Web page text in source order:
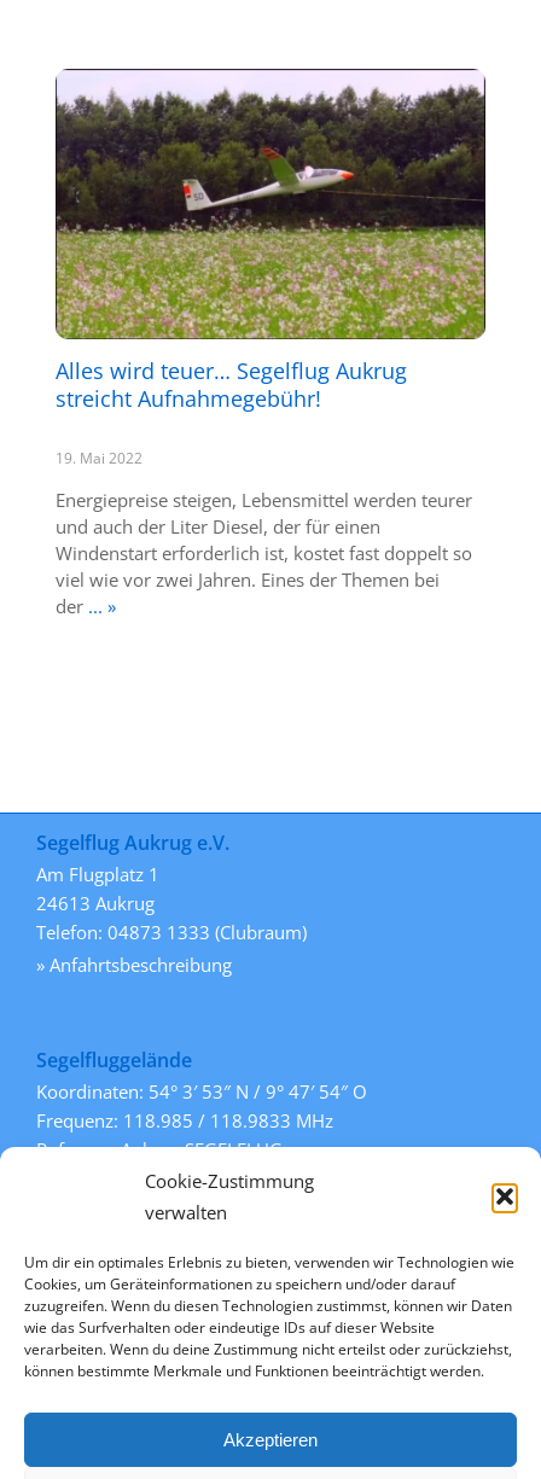
Cookie-Zustimmung
verwalten
Um dir ein optimales Erlebnis zu bieten, verwenden wir Technologien wie
Cookies, um Geräteinformationen zu speichern und/oder darauf
zuzugreifen. Wenn du diesen Technologien zustimmst, können wir Daten
wie das Surfverhalten oder eindeutige IDs auf dieser Website
verarbeiten. Wenn du deine Zustimmung nicht erteilst oder zurückziehst,
können bestimmte Merkmale und Funktionen beeinträchtigt werden.
Akzeptieren
Alles wird teuer… Segelflug Aukrug
streicht Aufnahmegebühr!
19. Mai 2022
Energiepreise steigen, Lebensmittel werden teurer
und auch der Liter Diesel, der für einen
Windenstart erforderlich ist, kostet fast doppelt so
viel wie vor zwei Jahren. Eines der Themen bei
der... »
Segelflug Aukrug e.V.
Am Flugplatz 1
24613 Aukrug
Telefon: 04873 1333 (Clubraum)
» Anfahrtsbeschreibung
Segelfluggelände
Koordinaten: 54° 3′ 53″ N / 9° 47′ 54″ O
Frequenz: 118.985 / 118.9833 MHz
Rufname: Aukrug SEGELFLUG
Pisten: 108° / 288° (Gras)
» mehr Informationen
Links
» Kontakt
» Datenschutz